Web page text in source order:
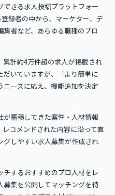
できる求人投稿プラットフォー
録者の中から、マーケター、デ
者など、あらゆる職種のプロ
計約4万件超の求人が掲載され
いていますが、「より簡単に
ーズに応え、機能追加を決定
蓄積してきた案件・人材情報
コメンドされた内容に沿って直
グしやすい求人募集が作成され
チするおすすめのプロ人材をレ
募集を公開してマッチングを待